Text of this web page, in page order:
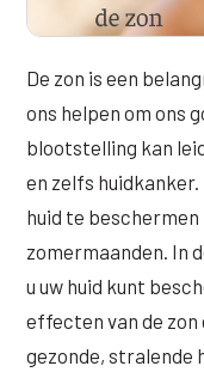
Marionetlijnen
Mondhoeken
Neus
Wangen
Juvéderm Volbella
Profhilo
Prostrolane
Restylane
Saypha Volume
Stress Cortisol profiel
PCOS Huid profiel
HUIDPROBLEMEN
Overgevoelige Huid
Chronische
Instagram Gezicht
De zon is een
ons helpen om ons
blootstelling kan
en zelfs
huid te
zomermaanden. In
u uw huid kunt
effecten van de zon
gezonde, stralende